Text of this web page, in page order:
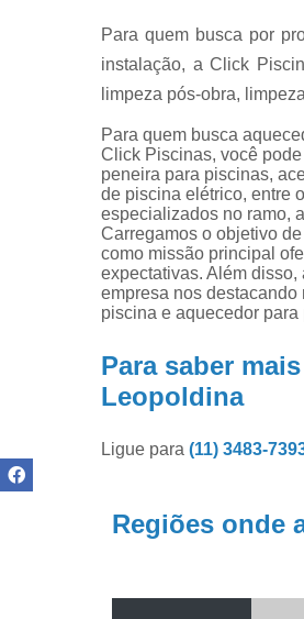
Para quem busca por
instalação, a Click
limpeza pós-obra,
Para quem busca
Click Piscinas, você
peneira para piscinas,
de piscina elétrico, entre
especializados no ramo,
Carregamos o objetivo
como missão principal
expectativas. Além
empresa nos destacando
piscina e aquecedor
Para saber
Leopoldina
Ligue para (11) 3483-
Regiões onde